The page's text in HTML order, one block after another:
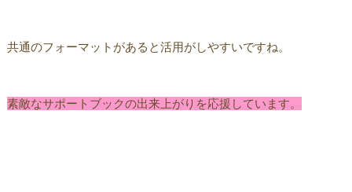
共通のフォーマットがあると活用がしやすいですね。
素敵なサポートブックの出来上がりを応援しています。